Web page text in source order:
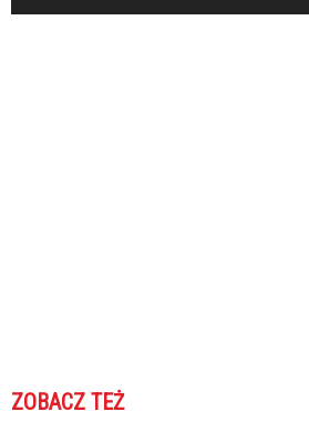
ZOBACZ TEŻ